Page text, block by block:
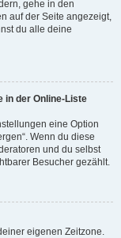
gehe in den
auf der Seite angezeigt,
du alle deine
in der Online-Liste
eine Option
Wenn du diese
und du selbst
Besucher gezählt.
eigenen Zeitzone.